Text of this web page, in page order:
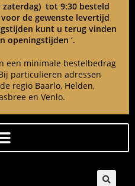
zaterdag) tot 9:30 besteld
de gewenste levertijd
kunt u terug vinden
openingstijden ‘.
een minimale bestelbedrag
particulieren adressen
regio Baarlo, Helden,
en Venlo.